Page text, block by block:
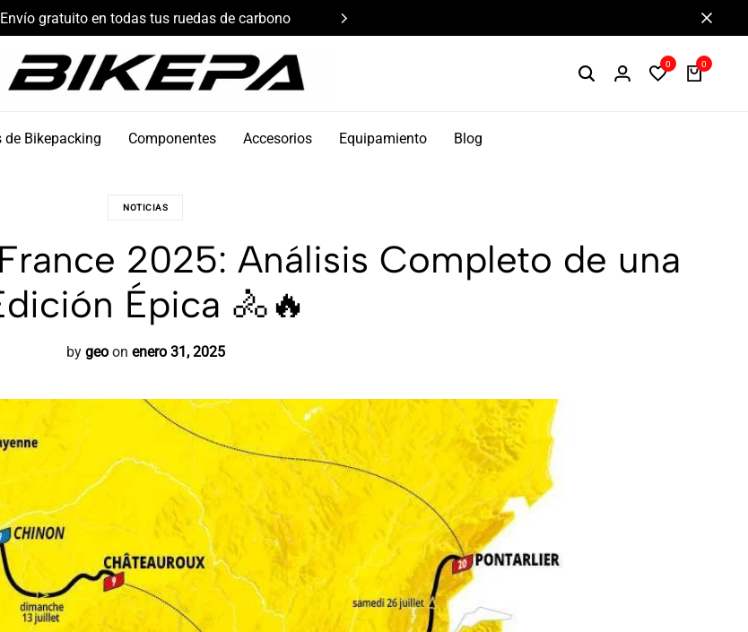
Envío gratuito en todas tus ruedas de carbono Componentes de alto rendimiento y bikepacking
0 0
de Bikepacking Componentes Accesorios Equipamiento Blog
NOTICIAS
2025: Análisis Completo de una
Épica 🚴🔥
by geo on enero 31, 2025